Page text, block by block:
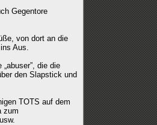
Gegentore
von dort an die
Aus.
die die
den Slapstick und
TOTS auf dem
zum